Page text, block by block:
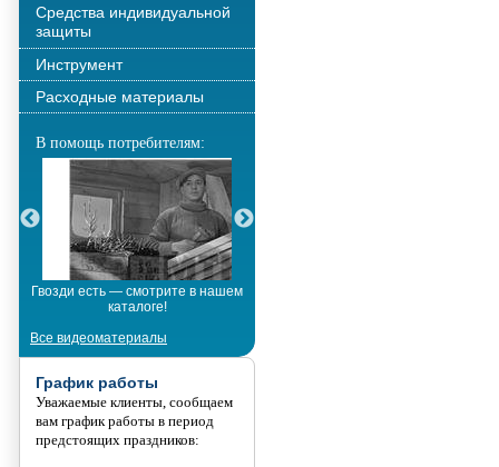
Средства индивидуальной
защиты
Инструмент
Расходные материалы
В помощь потребителям:
Гвозди есть — смотрите в нашем
каталоге!
Все видеоматериалы
График работы
Уважаемые клиенты, сообщаем
вам график работы в период
предстоящих праздников: